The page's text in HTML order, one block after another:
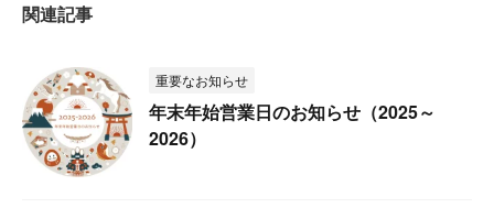
関連記事
重要なお知らせ
年末年始営業日のお知らせ（2025～
2026）